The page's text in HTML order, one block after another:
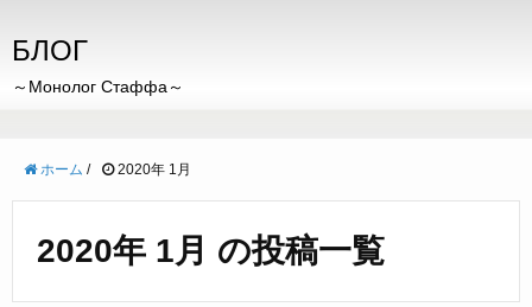
БЛОГ
～Монолог Стаффа～
ホーム / 2020年 1月
2020年 1月 の投稿一覧